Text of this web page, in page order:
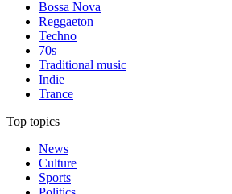
Bossa Nova
Reggaeton
Techno
70s
Traditional music
Indie
Trance
Top topics
News
Culture
Sports